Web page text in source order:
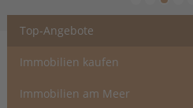
Top-Angebote
Immobilien kaufen
Immobilien am Meer